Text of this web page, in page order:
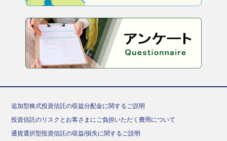
追加型株式投資信託の収益分配金に関するご説明
投資信託のリスクとお客さまにご負担いただく費用について
通貨選択型投資信託の収益/損失に関するご説明